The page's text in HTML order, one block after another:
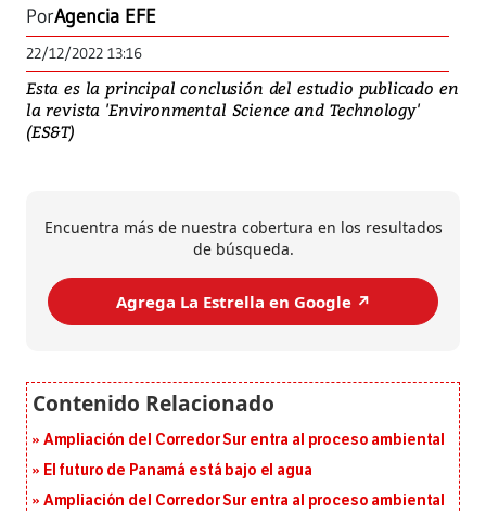
PorAgencia EFE
22/12/2022 13:16
Esta es la principal conclusión del estudio publicado en
la revista 'Environmental Science and Technology'
(ES&T)
Encuentra más de nuestra cobertura en los resultados
de búsqueda.
Agrega La Estrella en Google ↗️
Ampliación del Corredor Sur entra al proceso ambiental
El futuro de Panamá está bajo el agua
Ampliación del Corredor Sur entra al proceso ambiental